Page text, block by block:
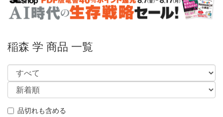
稲森 学 商品 一覧
品切れも含める